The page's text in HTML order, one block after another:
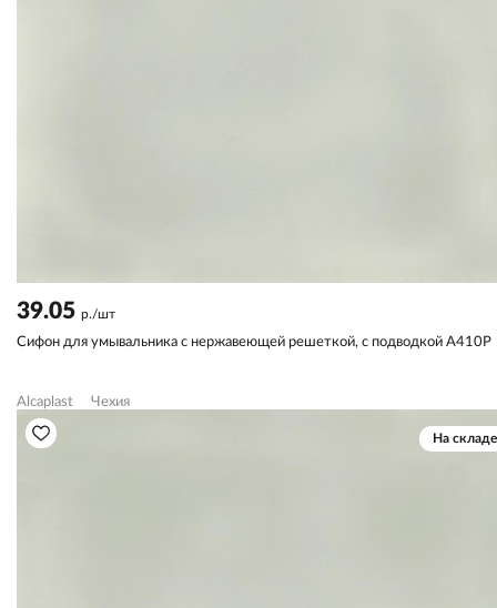
39.05 р./шт
Сифон для умывальника с нержавеющей решеткой, с подводкой A410P
Alcaplast Чехия
На складе